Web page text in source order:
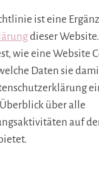
ist eine
dieser
wie eine Website
Daten sie
über alle
auf